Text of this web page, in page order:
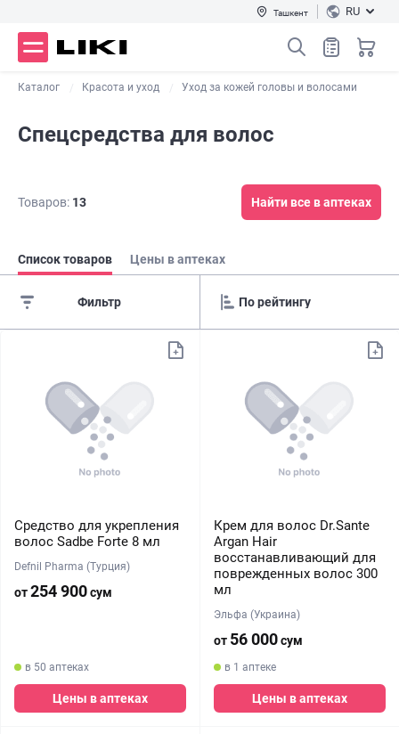
Ташкент RU
Каталог Красота и уход Уход за кожей головы и волосами
Спецсредства для волос
Товаров: 13 Найти все в аптеках
Список товаров Цены в аптеках
Фильтр
Средство для укрепления
волос Sadbe Forte 8 мл
Defnil Pharma (Турция)
от254 900сум
в 50 аптеках
Цены в аптеках
Крем для волос Dr.Sante
Argan Hair
восстанавливающий для
поврежденных волос 300
мл
Эльфа (Украина)
от 56 000сум
в 1 аптеке
Цены в аптеках